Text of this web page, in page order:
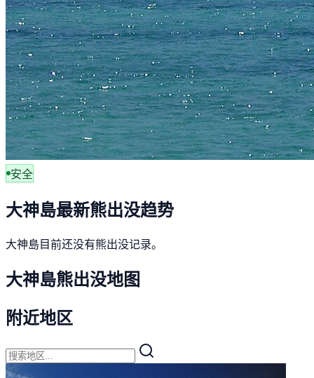
安全
大神島最新熊出没趋势
大神島目前还没有熊出没记录。
大神島熊出没地图
附近地区